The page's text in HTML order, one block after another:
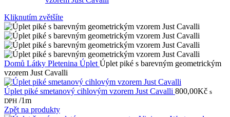
Kliknutím zvětšíte
Domů Látky Pletenina Úplet Úplet piké s barevným geometrickým
vzorem Just Cavalli
Úplet piké smetanový cihlovým vzorem Just Cavalli 800,00Kč s
DPH /1m
Zpět na produkty